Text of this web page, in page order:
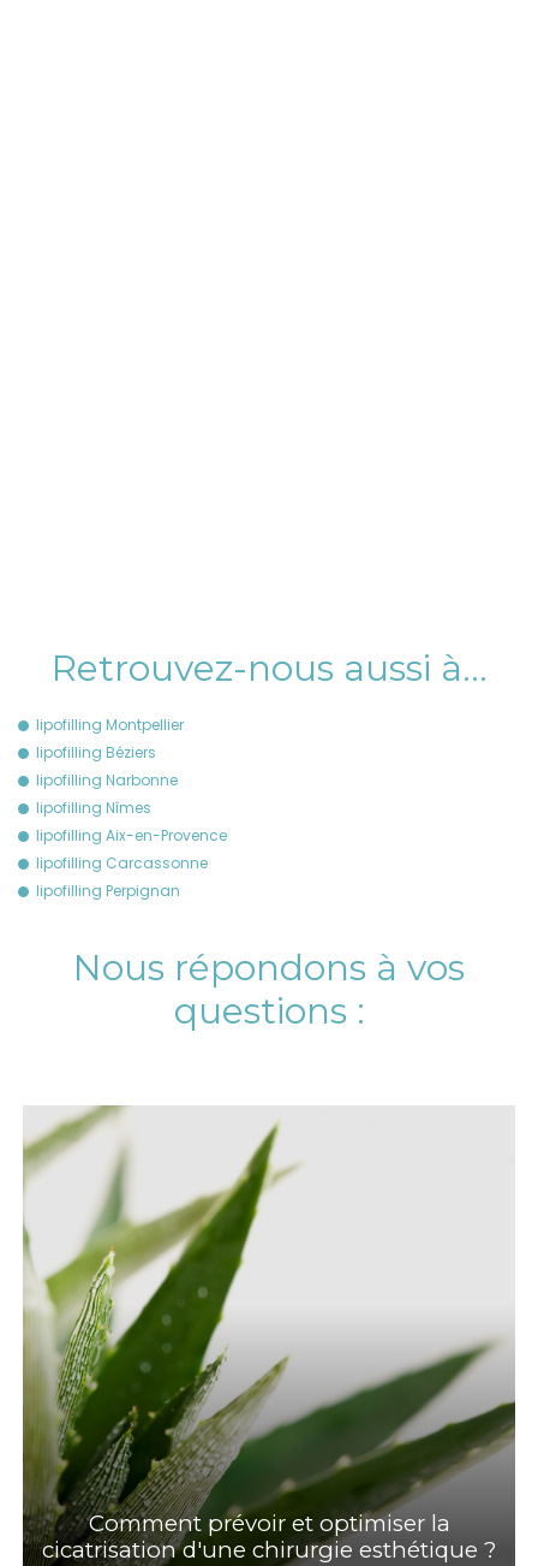
Retrouvez-nous aussi à…
lipofilling Montpellier
lipofilling Béziers
lipofilling Narbonne
lipofilling Nîmes
lipofilling Aix-en-Provence
lipofilling Carcassonne
lipofilling Perpignan
Nous répondons à vos
questions :
Comment prévoir et optimiser la
cicatrisation d'une chirurgie esthétique ?